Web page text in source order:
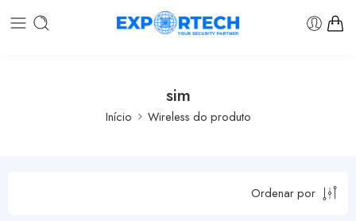
sim
Início Wireless do produto
Ordenar por